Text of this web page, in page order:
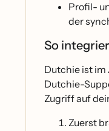
Profil-
der
So
Dutchie ist im
Dutchie-
Zugriff auf
Zuerst